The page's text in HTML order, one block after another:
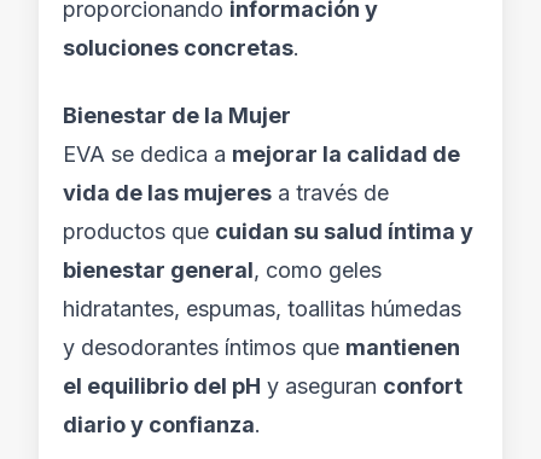
proporcionando información y
soluciones concretas.
Bienestar de la Mujer
EVA se dedica a mejorar la calidad de
vida de las mujeres a través de
productos que cuidan su salud íntima y
bienestar general, como geles
hidratantes, espumas, toallitas húmedas
y desodorantes íntimos que mantienen
el equilibrio del pH y aseguran confort
diario y confianza.